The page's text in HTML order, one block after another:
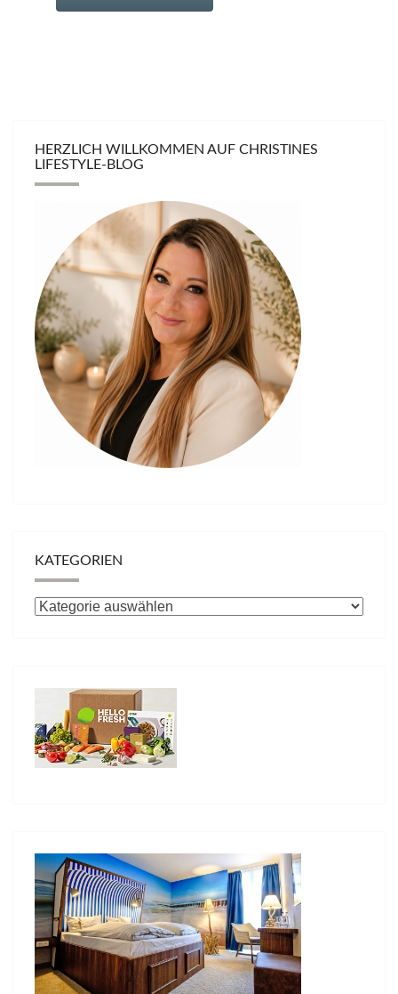
HERZLICH WILLKOMMEN AUF CHRISTINES
LIFESTYLE-BLOG
KATEGORIEN
Kategorien